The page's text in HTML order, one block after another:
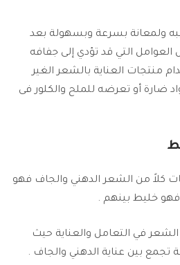
ولمعانة بسرعة وبسهولة بعد
التي قد تؤدي إلى جفافه
منتجات العناية بالشعر الغير
ضارة أو تعرضه للملح والكلور فى
كلاً من الشعر الدهني والجاف فهو
خليط بينهم .
في التعامل والعناية حيث
تجمع بين عناية الدهني والجاف .